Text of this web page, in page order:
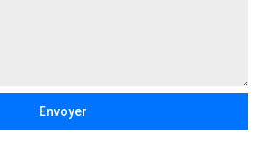
Envoyer